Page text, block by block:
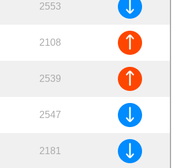
2553
2108
2539
2547
2181